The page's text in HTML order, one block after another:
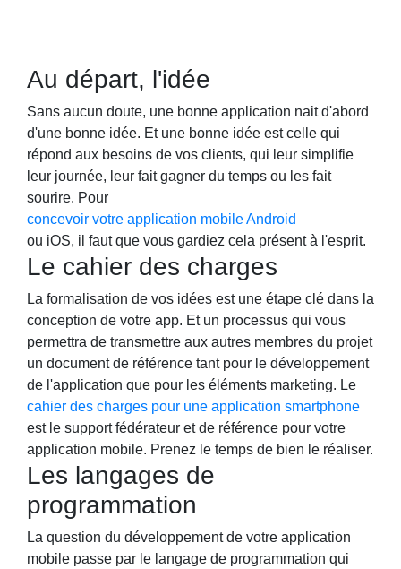
Au départ, l'idée
Sans aucun doute, une bonne application nait d'abord
d'une bonne idée. Et une bonne idée est celle qui
répond aux besoins de vos clients, qui leur simplifie
leur journée, leur fait gagner du temps ou les fait
sourire. Pour
concevoir votre application mobile Android
ou iOS, il faut que vous gardiez cela présent à l'esprit.
Le cahier des charges
La formalisation de vos idées est une étape clé dans la
conception de votre app. Et un processus qui vous
permettra de transmettre aux autres membres du projet
un document de référence tant pour le développement
de l'application que pour les éléments marketing. Le
cahier des charges pour une application smartphone
est le support fédérateur et de référence pour votre
application mobile. Prenez le temps de bien le réaliser.
Les langages de
programmation
La question du développement de votre application
mobile passe par le langage de programmation qui